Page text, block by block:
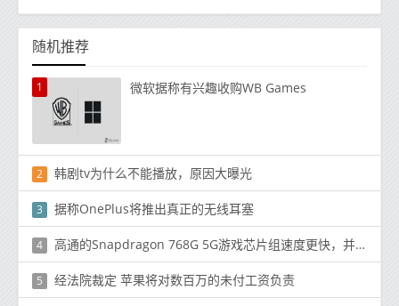
随机推荐
1 微软据称有兴趣收购WB Games
2 韩剧tv为什么不能播放，原因大曝光
3 据称OnePlus将推出真正的无线耳塞
4 高通的Snapdragon 768G 5G游戏芯片组速度更快，并支持可更新的GPU驱动程序
5 经法院裁定 苹果将对数百万的未付工资负责